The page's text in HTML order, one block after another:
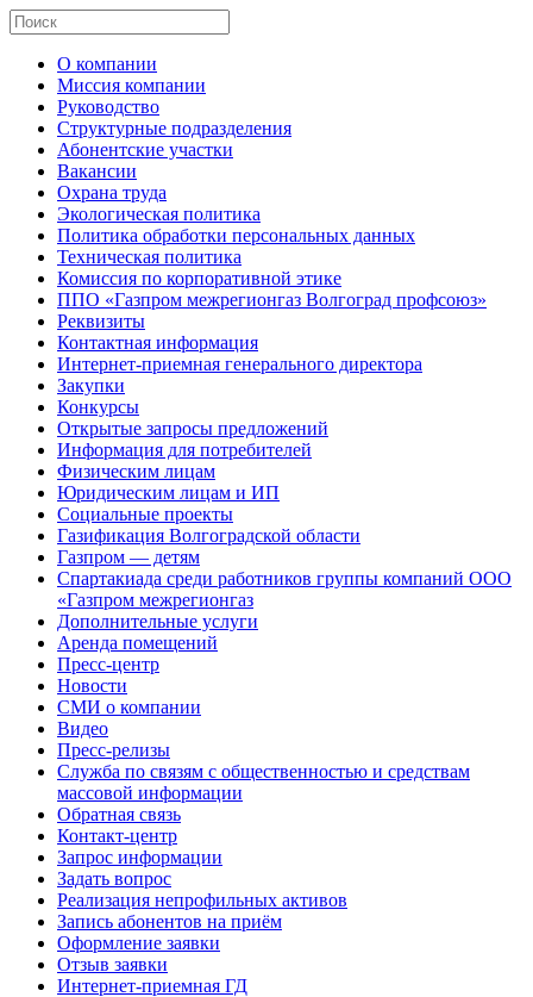
О компании
Миссия компании
Руководство
Структурные подразделения
Абонентские участки
Вакансии
Охрана труда
Экологическая политика
Политика обработки персональных данных
Техническая политика
Комиссия по корпоративной этике
ППО «Газпром межрегионгаз Волгоград профсоюз»
Реквизиты
Контактная информация
Интернет-приемная генерального директора
Закупки
Конкурсы
Открытые запросы предложений
Информация для потребителей
Физическим лицам
Юридическим лицам и ИП
Социальные проекты
Газификация Волгоградской области
Газпром — детям
Спартакиада среди работников группы компаний ООО
«Газпром межрегионгаз
Дополнительные услуги
Аренда помещений
Пресс-центр
Новости
СМИ о компании
Видео
Пресс-релизы
Служба по связям с общественностью и средствам
массовой информации
Обратная связь
Контакт-центр
Запрос информации
Задать вопрос
Реализация непрофильных активов
Запись абонентов на приём
Оформление заявки
Отзыв заявки
Интернет-приемная ГД